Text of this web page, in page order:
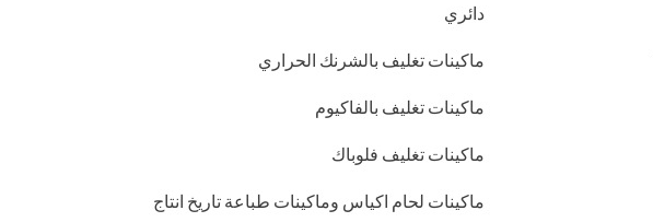
دائري
ماكينات تغليف بالشرنك الحراري
ماكينات تغليف بالفاكيوم
ماكينات تغليف فلوباك
ماكينات لحام اكياس وماكينات طباعة تاريخ انتاج